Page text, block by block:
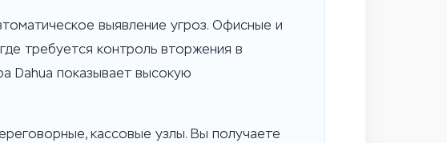
выявление угроз. Офисные и
требуется контроль вторжения в
Dahua показывает высокую
кассовые узлы. Вы получаете